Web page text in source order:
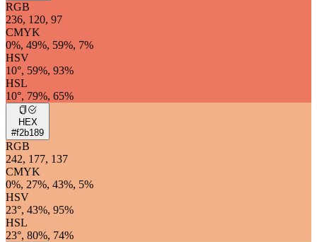
RGB
236, 120, 97
CMYK
0%, 49%, 59%, 7%
HSV
10°, 59%, 93%
HSL
10°, 79%, 65%
HEX
#f2b189
RGB
242, 177, 137
CMYK
0%, 27%, 43%, 5%
HSV
23°, 43%, 95%
HSL
23°, 80%, 74%